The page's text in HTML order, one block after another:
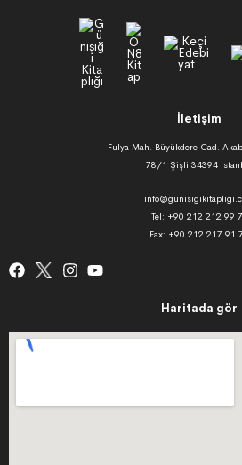
İletişim
Fulya Mah. Büyükdere Cad.
78/1 Şişli 34394
Tel: +90 212 212 99
Fax: +90 212 217 91
Haritada gör